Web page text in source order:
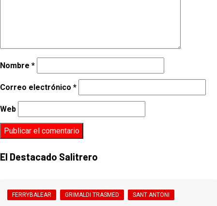
Nombre *
Correo electrónico *
Web
El Destacado Salitrero
FERRYBALEAR GRIMALDI TRASMED SANT ANTONI